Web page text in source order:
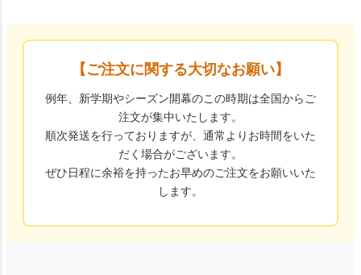
【ご注文に関する大切なお願い】
例年、新学期やシーズン開幕のこの時期は全国からご
注文が集中いたします。
順次発送を行っておりますが、通常よりお時間をいた
だく場合がございます。
ぜひ日程に余裕を持ったお早めのご注文をお願いいた
します。